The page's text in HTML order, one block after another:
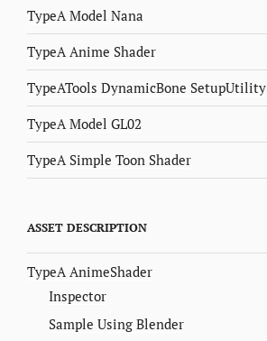
TypeA Model Nana
TypeA Anime Shader
TypeATools DynamicBone SetupUtility
TypeA Model GL02
TypeA Simple Toon Shader
ASSET DESCRIPTION
TypeA AnimeShader
Inspector
Sample Using Blender